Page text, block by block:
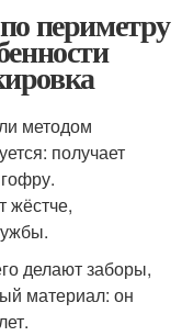
периметру
методом
получает
жёстче,
делают заборы,
материал: он